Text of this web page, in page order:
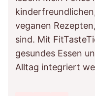
veganen
sind. Mit
gesundes Essen
Alltag integriert